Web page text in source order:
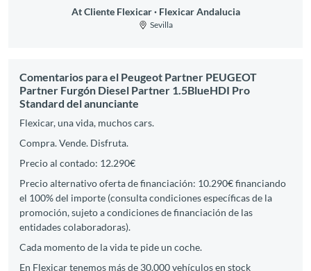
At Cliente Flexicar Flexicar Andalucia
Sevilla
Comentarios para el Peugeot Partner PEUGEOT
Partner Furgón Diesel Partner 1.5BlueHDI Pro
Standard del anunciante
Flexicar, una vida, muchos cars.
Compra. Vende. Disfruta.
Precio al contado: 12.290€
Precio alternativo oferta de financiación: 10.290€ financiando
el 100% del importe (consulta condiciones específicas de la
promoción, sujeto a condiciones de financiación de las
entidades colaboradoras).
Cada momento de la vida te pide un coche.
En Flexicar tenemos más de 30.000 vehículos en stock